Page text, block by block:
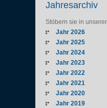
Jahresarchiv
Stöbern sie in
Jahr 2026
Jahr 2025
Jahr 2024
Jahr 2023
Jahr 2022
Jahr 2021
Jahr 2020
Jahr 2019